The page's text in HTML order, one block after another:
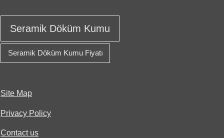
Seramik Döküm Kumu
Seramik Döküm Kumu Fiyatı
Site Map
Privacy Policy
Contact us